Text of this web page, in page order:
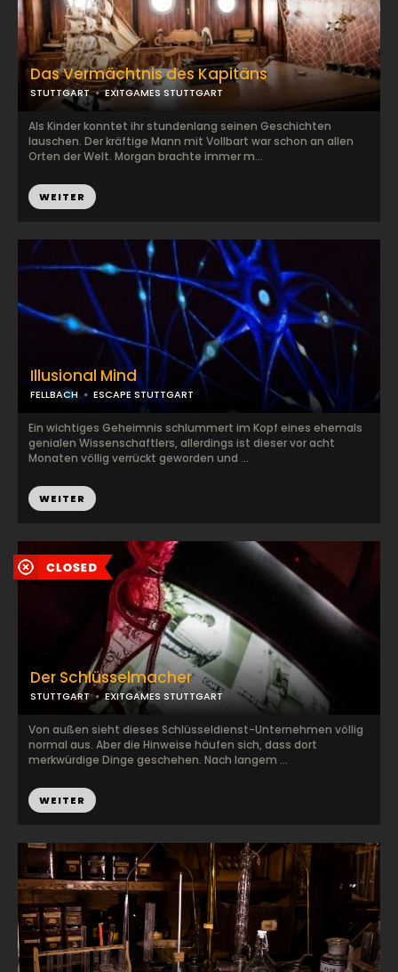
Das Vermächtnis des Kapitäns
STUTTGART EXITGAMES STUTTGART
Als Kinder konntet ihr stundenlang seinen Geschichten
lauschen. Der kräftige Mann mit Vollbart war schon an allen
Orten der Welt. Morgan brachte immer m...
WEITER
Illusional Mind
FELLBACH ESCAPE STUTTGART
Ein wichtiges Geheimnis schlummert im Kopf eines ehemals
genialen Wissenschaftlers, allerdings ist dieser vor acht
Monaten völlig verrückt geworden und ...
WEITER
Der Schlüsselmacher
STUTTGART EXITGAMES STUTTGART
Von außen sieht dieses Schlüsseldienst-Unternehmen völlig
normal aus. Aber die Hinweise häufen sich, dass dort
merkwürdige Dinge geschehen. Nach langem ...
WEITER